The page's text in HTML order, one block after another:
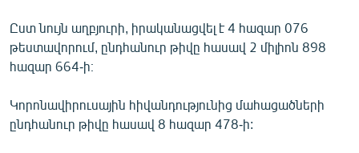
ՀԵՏԵՎԵՔ ՄԵԶ
Ըստ նույն աղբյուրի, իրականացվել է 4 հազար 076
թեստավորում, ընդհանուր թիվը հասավ 2 միլիոն 898
հազար 664-ի։
Կորոնավիրուսային հիվանդությունից մահացածների
ընդհանուր թիվը հասավ 8 հազար 478-ի: